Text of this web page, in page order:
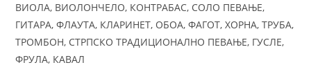
ВИОЛА, ВИОЛОНЧЕЛО, КОНТРАБАС, СОЛО ПЕВАЊЕ,
ГИТАРА, ФЛАУТА, КЛАРИНЕТ, ОБОА, ФАГОТ, ХОРНА, ТРУБА,
ТРОМБОН, СТРПСКО ТРАДИЦИОНАЛНО ПЕВАЊЕ, ГУСЛЕ,
ФРУЛА, КАВАЛ